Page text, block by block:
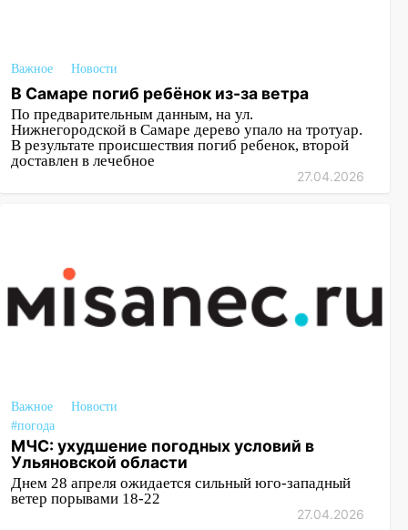
Важное Новости
В Самаре погиб ребёнок из-за ветра
По предварительным данным, на ул.
Нижнегородской в Самаре дерево упало на тротуар.
В результате происшествия погиб ребенок, второй
доставлен в лечебное
27.04.2026
Важное
Новости
#погода
МЧС: ухудшение погодных условий в
Ульяновской области
Днем 28 апреля ожидается сильный юго-западный
ветер порывами 18-22
27.04.2026